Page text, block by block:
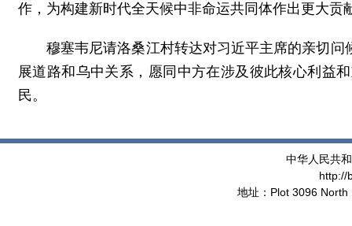
作，为构建新时代全天候中非命运共同体作出更大贡
穆塞韦尼请洛桑江村转达对习近平主席的亲切
展道路和乌中关系，愿同中方在涉及彼此核心利益
民。
中华人民共
http://
地址：Plot 3096